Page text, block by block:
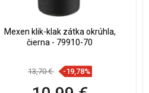
Mexen klik-klak zátka okrúhla,
čierna - 79910-70
13,70 € -19,78%